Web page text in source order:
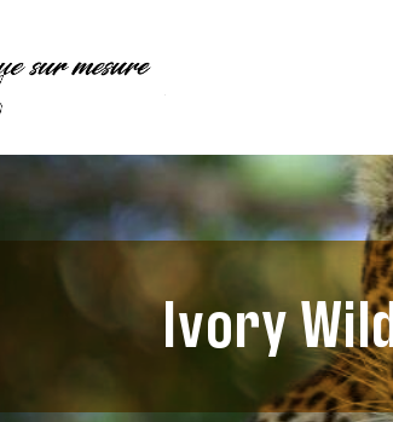
Ivory